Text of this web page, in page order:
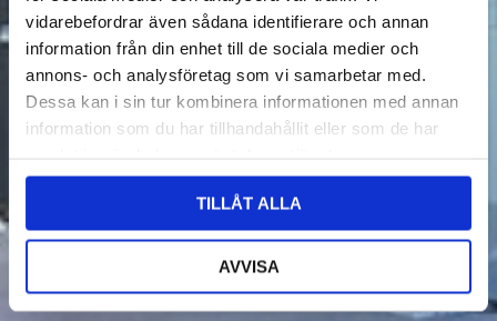
vidarebefordrar även sådana identifierare och annan
information från din enhet till de sociala medier och
annons- och analysföretag som vi samarbetar med.
Dessa kan i sin tur kombinera informationen med annan
information som du har tillhandahållit eller som de har
TILLÅT ALLA
AVVISA